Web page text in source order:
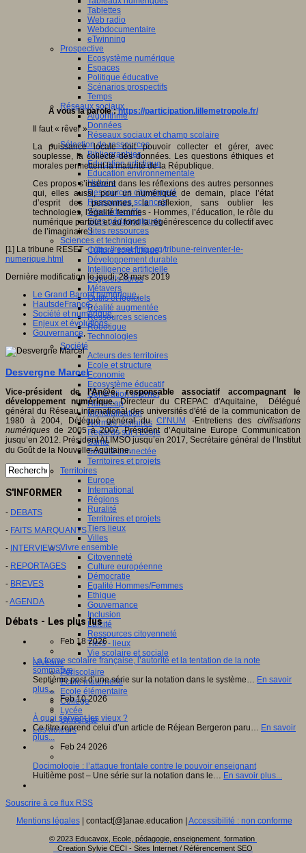
Tablettes
Web radio
Webdocumentaire
eTwinning
Prospective
Ecosystème numérique
Espaces
Politique éducative
Scénarios prospectifs
Temps
Réseaux sociaux
Algorithme
Données
Réseaux sociaux et champ scolaire
Sélection de ressources
Bibliographies
Education artistique
Education environnementale
Histoire
Ressources citoyenneté
Ressources sciences
Sites éducatifs
Sites pédagogiques
Sites ressources
Sciences et techniques
Culture scientifique
Développement durable
Intelligence artificielle
Logiciels libres
Métavers
Outils et logiciels
Réalité augmentée
Ressources sciences
Robotique
Technologies
Société
Acteurs des territoires
Ecole et structure
Economie
Ecosystème éducatif
Génération internet
Handicap
Mondialisation
Normes scolaires
Regards sur l’Ecole
Santé
Société connectée
Territoires et projets
Territoires
Europe
International
Régions
Ruralité
Territoires et projets
Tiers lieux
Villes
Vivre ensemble
Citoyenneté
Culture européenne
Démocratie
Egalité Hommes/Femmes
Ethique
Gouvernance
Inclusion
Laïcité
Ressources citoyenneté
Tiers - lieux
Vie scolaire et sociale
Niveaux
Périscolaire
Ecole maternelle
Ecole élémentaire
Collège
Lycée
Université
Les auteurs
A vous la parole :https://participation.lillemetropole.fr/
Il faut « rêver ».
La puissance locale doit pouvoir collecter et gérer, avec
souplesse, la collecte des données. Les questions éthiques et
morales permettent la maturité de la République.
Ces propos s’insèrent dans les réflexions des autres personnes
qui, elles aussi, pour un numérique de demain, place l’état
d’esprit des personnes, la réflexion, sans oublier les
technologies, l'égalité femmes - Hommes, l’éducation, le rôle du
numérique partout et au fond la régénérescence du collectif avec
de l’imaginaire !
[1] La tribune RESET -https://reset.fing.org/tribune-reinventer-le-
numerique.html
Dernière modification le jeudi, 28 mars 2019
Le Grand Barouf numérique,
HautsdeFrance,
Société et numérique,
Enjeux et évolutions,
Gouvernance,
Desvergne Marcel
Vice-président de l’An@é, responsable associatif accompagnant le
développement numérique.Directeur du CREPAC d'Aquitaine, Délégué
général du Réseau international des universités d'été de la communication de
1980 à 2004, Délégué général du CI’NUM -Entretiens des civilisations
numériques de 2005 à 2007, Président d’Aquitaine Europe Communication
jusqu’en 2012. Président ALIMSO jusqu’en 2017, Secrétaire général de l’Institut
du Goût de la Nouvelle-Aquitaine.
S'INFORMER
- DEBATS
- FAITS MARQUANTS
- INTERVIEWS
- REPORTAGES
- BREVES
-AGENDA
Débats - Les plus lus
Feb 18 2026
La forme scolaire française, l’autorité et la tentation de la note
sommative
Septième post d’une série sur la notation dans le système… En savoir
plus...
Feb 10 2026
À quoi servent les vieux ?
Ce titre reprend celui d’un article de Réjean Bergeron paru… En savoir
plus...
Feb 24 2026
Docimologie : l’attaque frontale contre le pouvoir enseignant
Huitième post – Une série sur la notation dans le… En savoir plus...
Souscrire à ce flux RSS
Mentions légales| contact[@]anae.education | Accessibilité : non conforme
© 2023 Educavox, Ecole, pédagogie, enseignement, formation
Creation Sylvie CECI - Sites Internet / Référencement SEO